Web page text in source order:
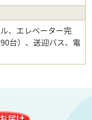
、エレベーター完
台）、送迎バス、電